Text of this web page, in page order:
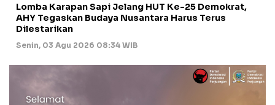
Lomba Karapan Sapi Jelang HUT Ke-25 Demokrat,
AHY Tegaskan Budaya Nusantara Harus Terus
Dilestarikan
Senin, 03 Agu 2026 08:34 WIB